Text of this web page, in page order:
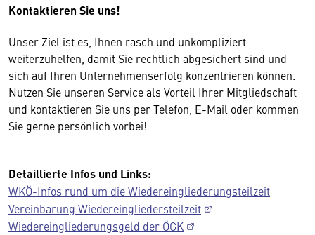
Kontaktieren Sie uns!
Unser Ziel ist es, Ihnen rasch und unkompliziert
weiterzuhelfen, damit Sie rechtlich abgesichert sind und
sich auf Ihren Unternehmenserfolg konzentrieren können.
Nutzen Sie unseren Service als Vorteil Ihrer Mitgliedschaft
und kontaktieren Sie uns per Telefon, E-Mail oder kommen
Sie gerne persönlich vorbei!
Detaillierte Infos und Links:
WKÖ-Infos rund um die Wiedereingliederungsteilzeit
Vereinbarung Wiedereingliedersteilzeit
Wiedereingliederungsgeld der ÖGK